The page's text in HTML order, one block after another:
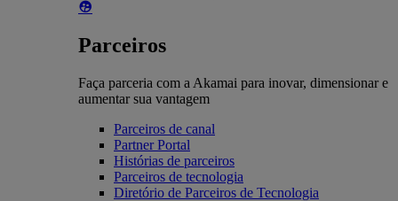
Parceiros
Faça parceria com a Akamai para inovar, dimensionar e
aumentar sua vantagem
Parceiros de canal
Partner Portal
Histórias de parceiros
Parceiros de tecnologia
Diretório de Parceiros de Tecnologia